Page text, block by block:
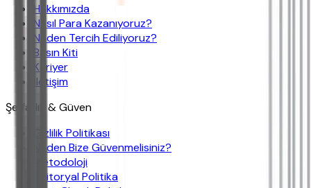
Hakkımızda
Nasıl Para Kazanıyoruz?
Neden Tercih Ediliyoruz?
Basın Kiti
Kariyer
İletişim
Şeffaflık & Güven
Gizlilik Politikası
Neden Bize Güvenmelisiniz?
Metodoloji
Editoryal Politika